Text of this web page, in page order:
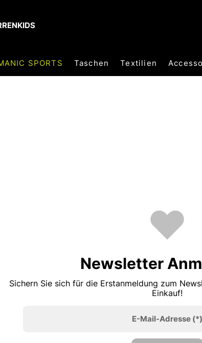
KIDS
SPORTS Taschen Textilien
Newsletter
Sichern Sie sich für die Erstanmeldung zum
Einkauf!
E-Mail-Adresse(*)